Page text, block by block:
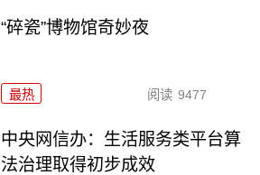
“碎瓷”博物馆奇妙夜
最热 阅读 9477
中央网信办：生活服务类平台算
法治理取得初步成效